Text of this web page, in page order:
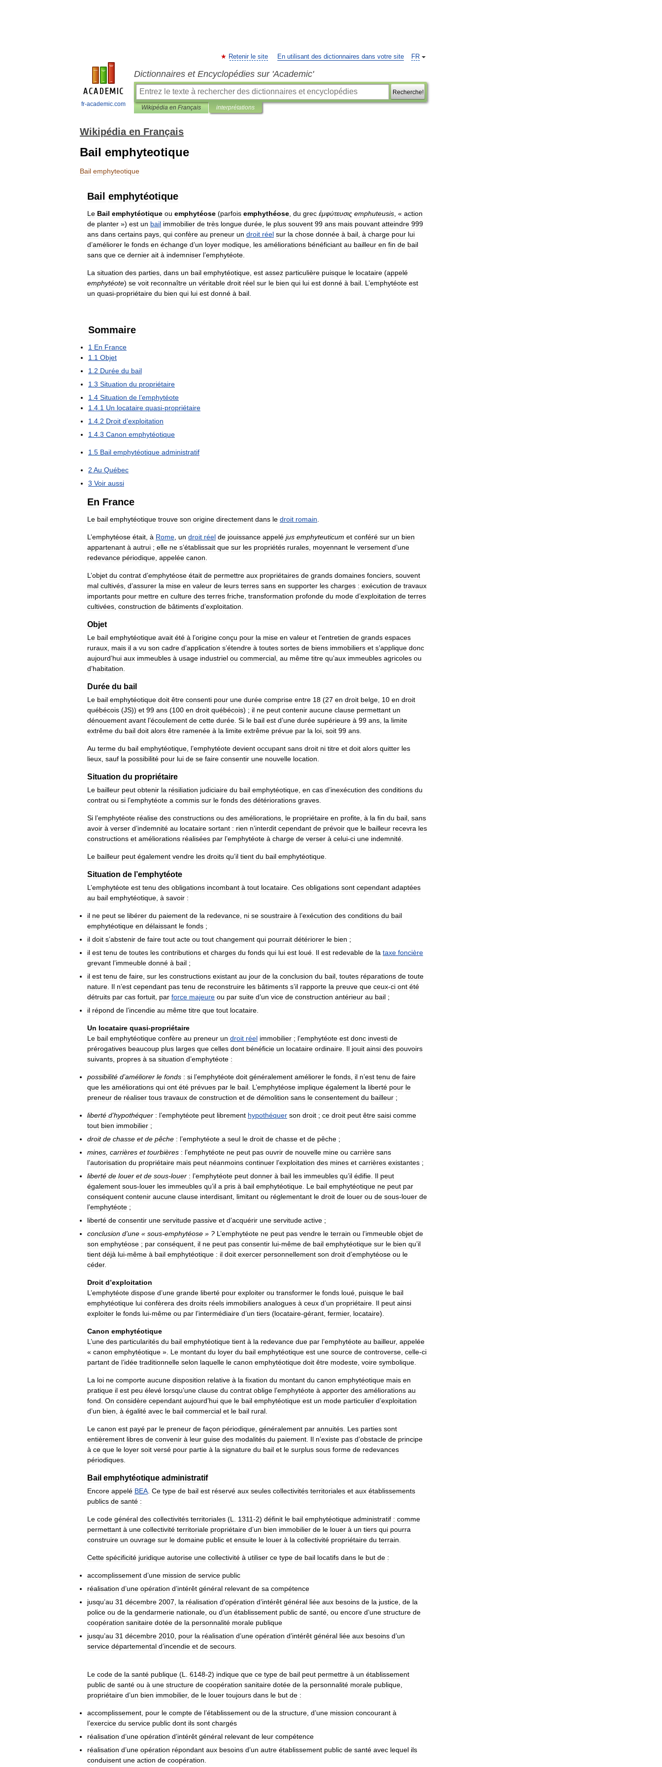
fr-academic.com
FR
Retenir le site En utilisant des dictionnaires dans votre site
Dictionnaires et Encyclopédies sur 'Academic'
Recherche!
Wikipédia en Français interprétations
Wikipédia en Français
Bail emphyteotique
Bail emphyteotique
Bail emphytéotique
Le Bail emphytéotique ou emphytéose (parfois emphythéose du grec ἐμφύτευσις emphuteusis , « action
de planter ») est un bail immobilier de très longue durée le plus souvent 99 ans mais pouvant atteindre 999
ans dans certains pays qui confère au preneur un droit réel sur la chose donnée à bail à charge pour lui
d’améliorer le fonds en échange d’un loyer modique les améliorations bénéficiant au bailleur en fin de bail
sans que ce dernier ait à indemniser l’emphytéote
La situation des parties dans un bail emphytéotique est assez particulière puisque le locataire (appelé
emphytéote) se voit reconnaître un véritable droit réel sur le bien qui lui est donné à bail L ’emphytéote est
un quasi-propriétaire du bien qui lui est donné à bail
Sommaire
1 En France
1 1 Objet
1 2 Durée du bail
1 3 Situation du propriétaire
1 4 Situation de l’emphytéote
1 4 1 Un locataire quasi-propriétaire
1 4 2 Droit d’exploitation
1 4 3 Canon emphytéotique
1 5 Bail emphytéotique administratif
2 Au Québec
3 Voir aussi
En France
Le bail emphytéotique trouve son origine directement dans le droit romain
L ’emphytéose était à Rome un droit réel de jouissance appelé jus emphyteuticum et conféré sur un bien
appartenant à autrui ; elle ne s’établissait que sur les propriétés rurales moyennant le versement d’une
redevance périodique appelée canon
L ’objet du contrat d’emphytéose était de permettre aux propriétaires de grands domaines fonciers souvent
mal cultivés d’assurer la mise en valeur de leurs terres sans en supporter les charges : exécution de travaux
importants pour mettre en culture des terres friche transformation profonde du mode d’exploitation de terres
cultivées construction de bâtiments d’exploitation
Objet
Le bail emphytéotique avait été à l’origine conçu pour la mise en valeur et l’entretien de grands espaces
ruraux mais il a vu son cadre d’application s’étendre à toutes sortes de biens immobiliers et s’applique donc
aujourd’hui aux immeubles à usage industriel ou commercial au même titre qu’aux immeubles agricoles ou
d’habitation
Durée du bail
Le bail emphytéotique doit être consenti pour une durée comprise entre 18 (27 en droit belge 10 en droit
québécois (JS)) et 99 ans (100 en droit québécois) ; il ne peut contenir aucune clause permettant un
dénouement avant l’écoulement de cette durée Si le bail est d’une durée supérieure à 99 ans la limite
extrême du bail doit alors être ramenée à la limite extrême prévue par la loi soit 99 ans
Au terme du bail emphytéotique l’emphytéote devient occupant sans droit ni titre et doit alors quitter les
lieux sauf la possibilité pour lui de se faire consentir une nouvelle location
Situation du propriétaire
Le bailleur peut obtenir la résiliation judiciaire du bail emphytéotique en cas d’inexécution des conditions du
contrat ou si l’emphytéote a commis sur le fonds des détériorations graves
Si l’emphytéote réalise des constructions ou des améliorations le propriétaire en profite à la fin du bail sans
avoir à verser d’indemnité au locataire sortant : rien n’interdit cependant de prévoir que le bailleur recevra les
constructions et améliorations réalisées par l’emphytéote à charge de verser à celui-ci une indemnité
Le bailleur peut également vendre les droits qu’il tient du bail emphytéotique
Situation de ’emphytéote
L ’emphytéote est tenu des obligations incombant à tout locataire Ces obligations sont cependant adaptées
au bail emphytéotique à savoir :
il ne peut se libérer du paiement de la redevance ni se soustraire à l’exécution des conditions du bail
emphytéotique en délaissant le fonds ;
il doit s’abstenir de faire tout acte ou tout changement qui pourrait détériorer le bien ;
il est tenu de toutes les contributions et charges du fonds qui lui est loué Il est redevable de la taxe foncière
grevant l’immeuble donné à bail ;
il est tenu de faire sur les constructions existant au jour de la conclusion du bail toutes réparations de toute
nature Il n’est cependant pas tenu de reconstruire les bâtiments s’il rapporte la preuve que ceux-ci ont été
détruits par cas fortuit par force majeure ou par suite d’un vice de construction antérieur au bail ;
il répond de l’incendie au même titre que tout locataire
Un locataire quasi-propriétaire
Le bail emphytéotique confère au preneur un droit réel immobilier ; l’emphytéote est donc investi de
prérogatives beaucoup plus larges que celles dont bénéficie un locataire ordinaire Il jouit ainsi des pouvoirs
suivants propres à sa situation d’emphytéote :
possibilité d’améliorer le fonds : si l’emphytéote doit généralement améliorer le fonds il n’est tenu de faire
que les améliorations qui ont été prévues par le bail L ’emphytéose implique également la liberté pour le
preneur de réaliser tous travaux de construction et de démolition sans le consentement du bailleur ;
liberté d’hypothéquer : l’emphytéote peut librement hypothéquer son droit ; ce droit peut être saisi comme
tout bien immobilier ;
droit de chasse et de pêche : l’emphytéote a seul le droit de chasse et de pêche ;
mines carrières et tourbières : l’emphytéote ne peut pas ouvrir de nouvelle mine ou carrière sans
l’autorisation du propriétaire mais peut néanmoins continuer l’exploitation des mines et carrières existantes ;
liberté de louer et de sous-louer : l’emphytéote peut donner à bail les immeubles qu’il édifie Il peut
également sous-louer les immeubles qu’il a pris à bail emphytéotique Le bail emphytéotique ne peut par
conséquent contenir aucune clause interdisant limitant ou réglementant le droit de louer ou de sous-louer de
l’emphytéote ;
liberté de consentir une servitude passive et d’acquérir une servitude active ;
conclusion d’une « sous-emphytéose » ? L ’emphytéote ne peut pas vendre le terrain ou l’immeuble objet de
son emphytéose ; par conséquent il ne peut pas consentir lui-même de bail emphytéotique sur le bien qu’il
tient déjà lui-même à bail emphytéotique : il doit exercer personnellement son droit d’emphytéose ou le
céder.
Droit d’exploitation
L ’emphytéote dispose d’une grande liberté pour exploiter ou transformer le fonds loué puisque le bail
emphytéotique lui confèrera des droits réels immobiliers analogues à ceux d’un propriétaire Il peut ainsi
exploiter le fonds lui-même ou par l’intermédiaire d’un tiers (locataire-gérant fermier, locataire).
Canon emphytéotique
L ’une des particularités du bail emphytéotique tient à la redevance due par l’emphytéote au bailleur, appelée
« canon emphytéotique ». Le montant du loyer du bail emphytéotique est une source de controverse celle-ci
partant de l’idée traditionnelle selon laquelle le canon emphytéotique doit être modeste voire symbolique
La loi ne comporte aucune disposition relative à la fixation du montant du canon emphytéotique mais en
pratique il est peu élevé lorsqu’une clause du contrat oblige l’emphytéote à apporter des améliorations au
fond On considère cependant aujourd’hui que le bail emphytéotique est un mode particulier d’exploitation
d’un bien à égalité avec le bail commercial et le bail rural
Le canon est payé par le preneur de façon périodique généralement par annuités Les parties sont
entièrement libres de convenir à leur guise des modalités du paiement Il n’existe pas d’obstacle de principe
à ce que le loyer soit versé pour partie à la signature du bail et le surplus sous forme de redevances
périodiques
Bail emphytéotique administratif
Encore appelé BEA Ce type de bail est réservé aux seules collectivités territoriales et aux établissements
publics de santé :
Le code général des collectivités territoriales (L 1311-2) définit le bail emphytéotique administratif : comme
permettant à une collectivité territoriale propriétaire d’un bien immobilier de le louer à un tiers qui pourra
construire un ouvrage sur le domaine public et ensuite le louer à la collectivité propriétaire du terrain
Cette spécificité juridique autorise une collectivité à utiliser ce type de bail locatifs dans le but de :
accomplissement d’une mission de service public
réalisation d’une opération d’intérêt général relevant de sa compétence
jusqu’au 31 décembre 2007 la réalisation d'opération d’intérêt général liée aux besoins de la justice de la
police ou de la gendarmerie nationale ou d’un établissement public de santé ou encore d’une structure de
coopération sanitaire dotée de la personnalité morale publique
jusqu’au 31 décembre 2010 pour la réalisation d’une opération d’intérêt général liée aux besoins d’un
service départemental d’incendie et de secours
Le code de la santé publique (L 6148-2) indique que ce type de bail peut permettre à un établissement
public de santé ou à une structure de coopération sanitaire dotée de la personnalité morale publique
propriétaire d’un bien immobilier, de le louer toujours dans le but de :
accomplissement pour le compte de l’établissement ou de la structure d’une mission concourant à
l’exercice du service public dont ils sont chargés
réalisation d’une opération d’intérêt général relevant de leur compétence
réalisation d’une opération répondant aux besoins d’un autre établissement public de santé avec lequel ils
conduisent une action de coopération